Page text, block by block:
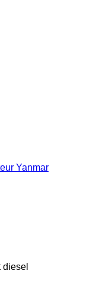
Yanmar
diesel